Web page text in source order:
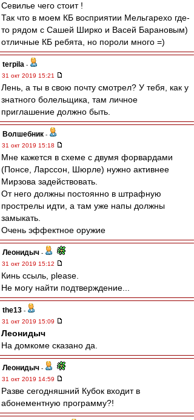
Севилье чего стоит !
Так что в моем КБ восприятии Мельгарехо где-
то рядом с Сашей Ширко и Васей Барановым)
отличные КБ ребята, но пороли много =)
terpila -
31 окт 2019 15:21
Лень, а ты в свою почту смотрел? У тебя, как у
знатного болельщика, там личное
приглашение должно быть.
Волшебник -
31 окт 2019 15:18
Мне кажется в схеме с двумя форвардами
(Понсе, Ларссон, Шюрле) нужно активнее
Мирзова задействовать.
От него должны постоянно в штрафную
прострелы идти, а там уже напы должны
замыкать.
Очень эффектное оружие
Леонидыч -
31 окт 2019 15:12
Кинь ссыль, please.
Не могу найти подтверждение...
the13 -
31 окт 2019 15:09
Леонидыч
На домкоме сказано да.
Леонидыч -
31 окт 2019 14:59
Разве сегодняшний Кубок входит в
абонементную программу?!